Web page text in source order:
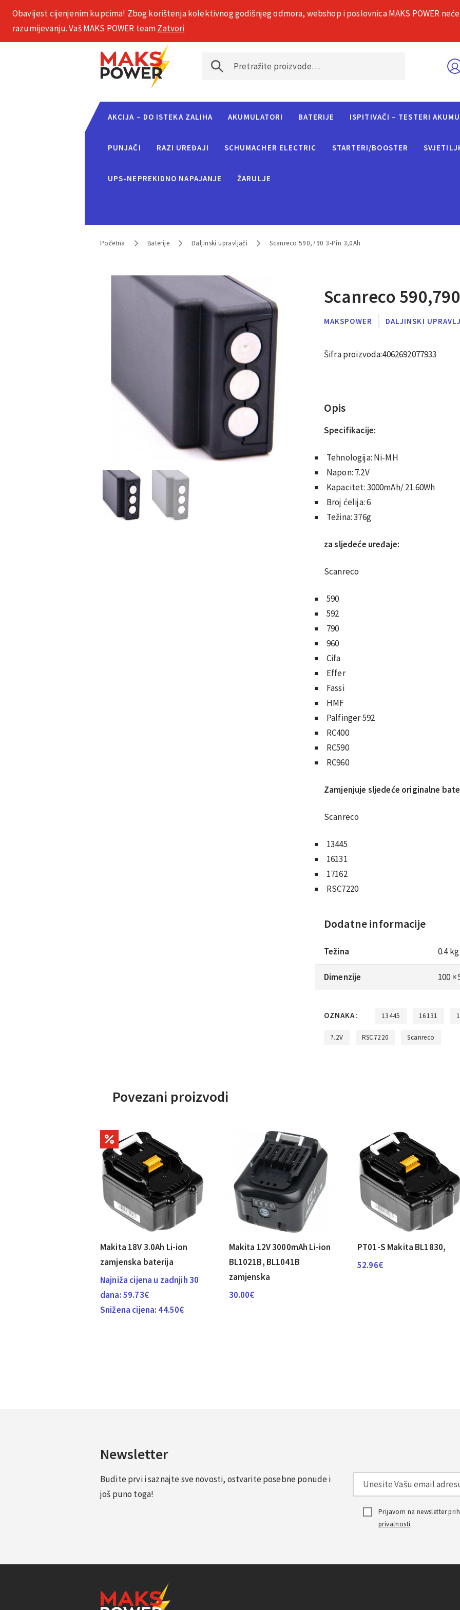
+385 1 2002 575 O nama
AKCIJA – DO ISTEKA ZALIHA AKUMULATORI BATERIJE ISPITIVAČI – TESTERI
PUNJAČI RAZI UREĐAJI SCHUMACHER ELECTRIC STARTERI/BOOSTER
UPS-NEPREKIDNO NAPAJANJE ŽARULJE
Početna Baterije Daljinski upravljači Scanreco 590,790 3-Pin 3,0Ah
Scanreco
MAKSPOWER DALJINSKI
Šifra proizvoda:4062692077933
Opis
Specifikacije:
Tehnologija: Ni-MH
Napon: 7.2V
Kapacitet: 3000mAh/ 21.60Wh
Broj ćelija: 6
Težina: 376g
za sljedeće uređaje:
Scanreco
590
592
790
960
Cifa
Effer
Fassi
HMF
Palfinger 592
RC400
RC590
RC960
Zamjenjuje sljedeće originalne
Scanreco
13445
16131
17162
RSC7220
Dodatne informacije
Težina 0.4 kg
Dimenzije 100 ×
OZNAKA: 13445 16131
7.2V RSC7220 Scanreco
Povezani proizvodi
Makita 18V 3.0Ah Li-ion
zamjenska baterija
Najniža cijena u zadnjih 30
dana:59.73€
Snižena cijena: 44.50€
Makita 12V 3000mAh Li-ion
BL1021B, BL1041B
zamjenska
30.00€
PT01-S Makita BL1830,
52.96€
Newsletter
Budite prvi i saznajte sve novosti, ostvarite posebne ponude i
još puno toga!
Prijavom na newsletter
privatnosti.
Obavijest cijenjenim kupcima! Zbog korištenja kolektivnog godišnjeg odmora, webshop i poslovnica MAKS POWER neće
razumijevanju. Vaš MAKS POWER teamZatvori